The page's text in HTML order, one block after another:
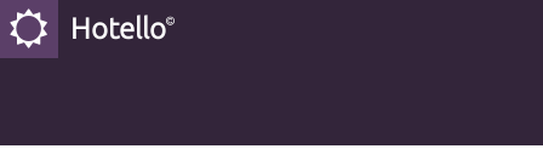
Hotello